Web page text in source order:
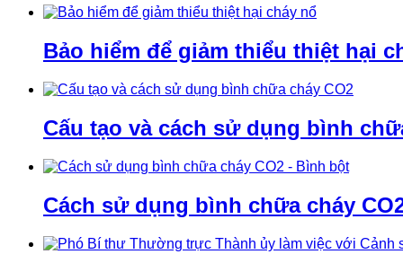
Bảo hiểm để giảm thiểu thiệt hại
Cấu tạo và cách sử dụng bình
Cách sử dụng bình chữa cháy